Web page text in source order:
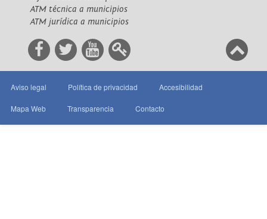
ATM técnica a municipios
ATM jurídica a municipios
Aviso legal Política de privacidad Accesibilidad
Mapa Web Transparencia Contacto